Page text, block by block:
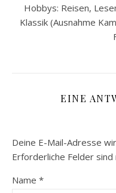
Hobbys: Reisen,
Klassik (Ausnahme
EINE
Deine E-Mail-Adresse
Erforderliche Felder sind
Name *